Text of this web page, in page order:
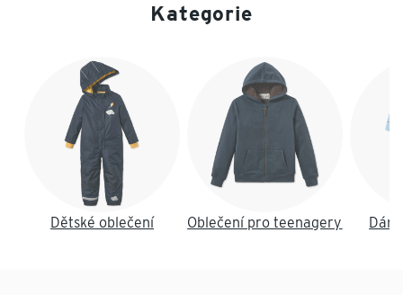
Kategorie
Dětské oblečení Oblečení pro teenagery